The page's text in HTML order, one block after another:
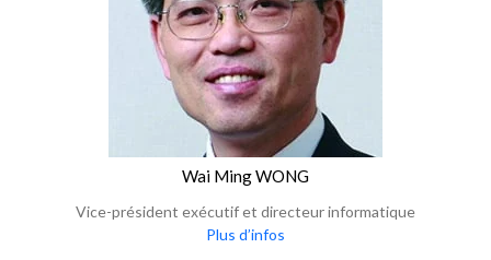
Wai Ming WONG
Vice-président exécutif et directeur informatique
Plus d’infos